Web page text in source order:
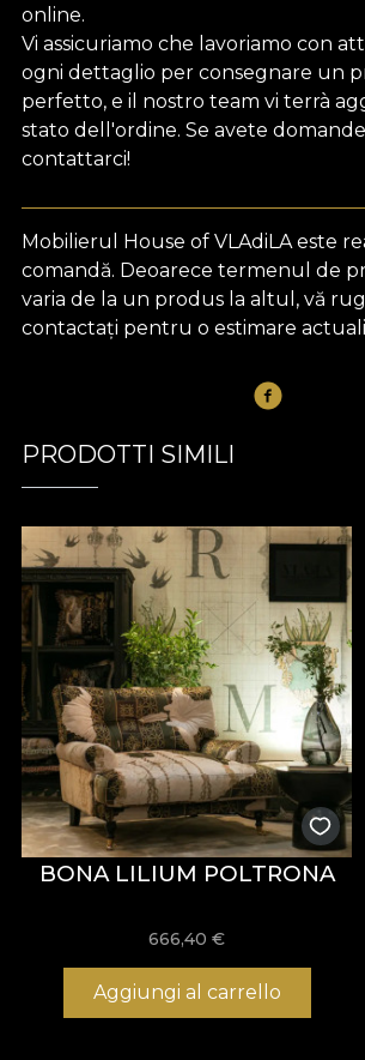
online.
Vi assicuriamo che lavoriamo con
ogni dettaglio per consegnare un
perfetto, e il nostro team vi terrà
stato dell'ordine. Se avete
contattarci!
Mobilierul House of VLAdiLA este
comandă. Deoarece termenul de
varia de la un produs la altul, vă
contactați pentru o estimare
PRODOTTI SIMILI
BONA LILIUM POLTRONA
666,40€
Aggiungi al carrello